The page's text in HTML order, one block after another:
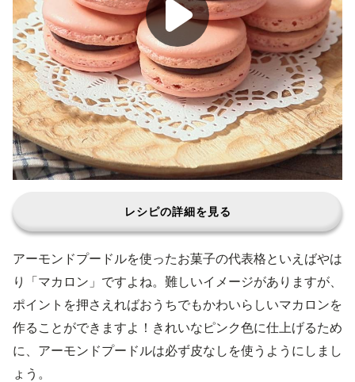
レシピの詳細を見る
アーモンドプードルを使ったお菓子の代表格といえばやは
り「マカロン」ですよね。難しいイメージがありますが、
ポイントを押さえればおうちでもかわいらしいマカロンを
作ることができますよ！きれいなピンク色に仕上げるため
に、アーモンドプードルは必ず皮なしを使うようにしまし
ょう。